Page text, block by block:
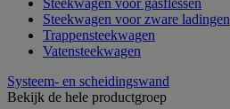
Steekwagen voor zware ladingen
Trappensteekwagen
Vatensteekwagen
Systeem- en scheidingswand
Bekijk de hele productgroep